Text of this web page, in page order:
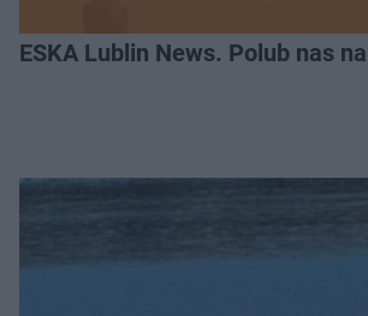
ESKA Lublin News. Polub nas